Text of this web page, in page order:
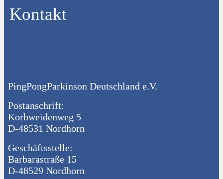
Kontakt
PingPongParkinson Deutschland e.V.
Postanschrift:
Korbweidenweg 5
D-48531 Nordhorn
Geschäftsstelle:
Barbarastraße 15
D-48529 Nordhorn